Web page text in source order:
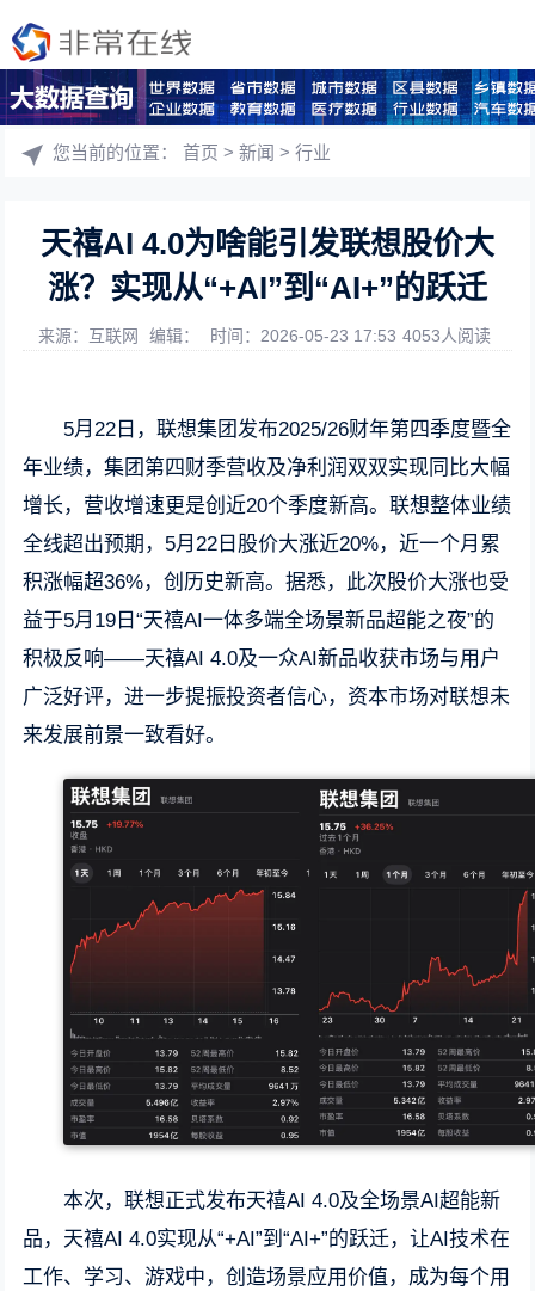
您当前的位置：首页 >新闻 >行业
天禧AI 4.0为啥能引发联想股价大
涨？实现从“+AI”到“AI+”的跃迁
来源：互联网 编辑： 时间：2026-05-23 17:53 4053人阅读
5月22日，联想集团发布2025/26财年第四季度暨全
年业绩，集团第四财季营收及净利润双双实现同比大幅
增长，营收增速更是创近20个季度新高。联想整体业绩
全线超出预期，5月22日股价大涨近20%，近一个月累
积涨幅超36%，创历史新高。据悉，此次股价大涨也受
益于5月19日“天禧AI一体多端全场景新品超能之夜”的
积极反响——天禧AI 4.0及一众AI新品收获市场与用户
广泛好评，进一步提振投资者信心，资本市场对联想未
来发展前景一致看好。
本次，联想正式发布天禧AI 4.0及全场景AI超能新
品，天禧AI 4.0实现从“+AI”到“AI+”的跃迁，让AI技术在
工作、学习、游戏中，创造场景应用价值，成为每个用